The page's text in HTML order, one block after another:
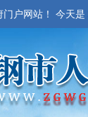
户网站！ 今天是